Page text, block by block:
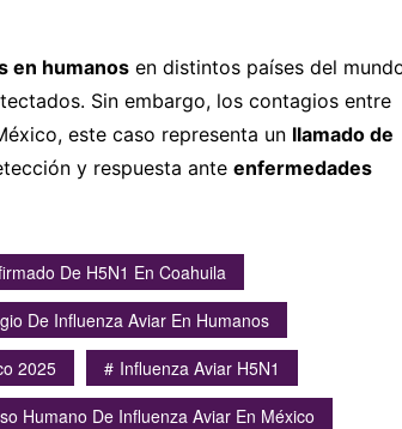
en humanos en distintos países del
Sin embargo, los contagios entre
este caso representa un llamado de
y respuesta ante enfermedades
De H5N1 En Coahuila
De Influenza Aviar En Humanos
2025
Influenza Aviar H5N1
Humano De Influenza Aviar En México